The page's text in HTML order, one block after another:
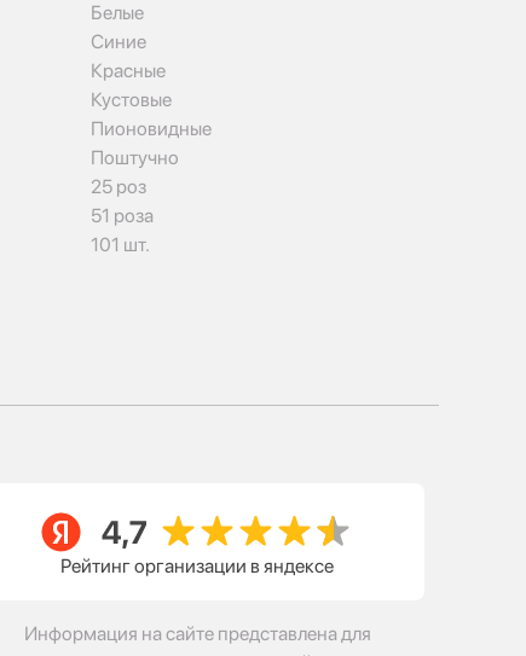
Белые
Синие
Красные
Кустовые
Пионовидные
Поштучно
25 роз
51 роза
101 шт.
Рейтинг организации в яндексе
Информация на сайте представлена для